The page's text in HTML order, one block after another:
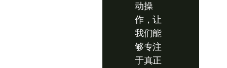
动操
作，让
我们能
够专注
于真正